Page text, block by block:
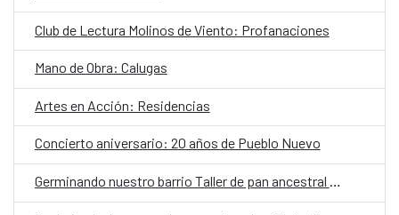
Club de Lectura Molinos de Viento: Profanaciones
Mano de Obra: Calugas
Artes en Acción: Residencias
Concierto aniversario: 20 años de Pueblo Nuevo
Germinando nuestro barrio Taller de pan ancestral y contemporáneo con Graciela Huinao